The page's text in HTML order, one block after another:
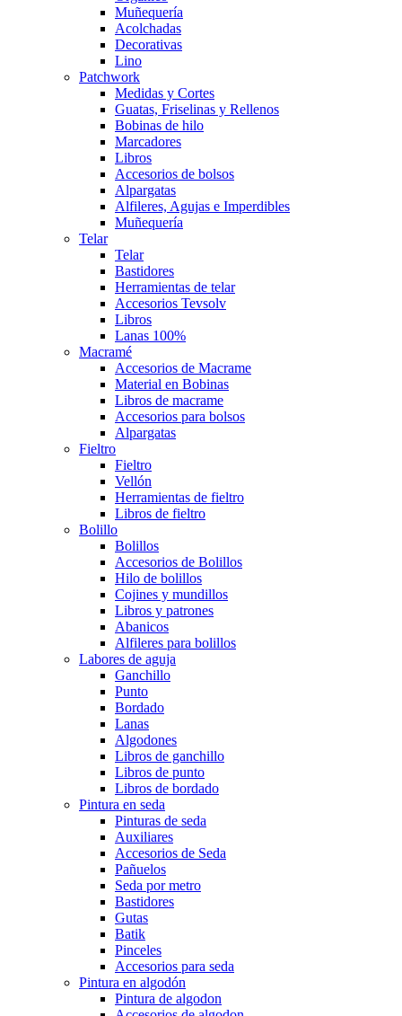
Muñequería
Acolchadas
Decorativas
Lino
Patchwork
Medidas y Cortes
Guatas, Friselinas y Rellenos
Bobinas de hilo
Marcadores
Libros
Accesorios de bolsos
Alpargatas
Alfileres, Agujas e Imperdibles
Muñequería
Telar
Telar
Bastidores
Herramientas de telar
Accesorios Tevsolv
Libros
Lanas 100%
Macramé
Accesorios de Macrame
Material en Bobinas
Libros de macrame
Accesorios para bolsos
Alpargatas
Fieltro
Fieltro
Vellón
Herramientas de fieltro
Libros de fieltro
Bolillo
Bolillos
Accesorios de Bolillos
Hilo de bolillos
Cojines y mundillos
Libros y patrones
Abanicos
Alfileres para bolillos
Labores de aguja
Ganchillo
Punto
Bordado
Lanas
Algodones
Libros de ganchillo
Libros de punto
Libros de bordado
Pintura en seda
Pinturas de seda
Auxiliares
Accesorios de Seda
Pañuelos
Seda por metro
Bastidores
Gutas
Batik
Pinceles
Accesorios para seda
Pintura en algodón
Pintura de algodon